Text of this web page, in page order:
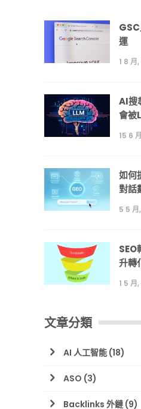
運
1 8 月
AI搜
會被
15 6
如何
對話
5 5
SEO
升轉
1 5 月
文章分類
AI 人工智能 (18)
ASO (3)
Backlinks 外鏈(9)